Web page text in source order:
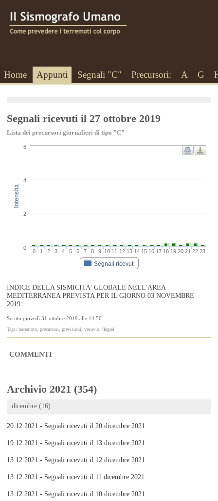
Home Appunti Segnali "C" Precursori: A G
Segnali ricevuti il 27 ottobre 2019
Lista dei precursori giornalieri di tipo "C"
Intensita
Segnali ricevuti
0 1 2 3 4 5 6 7 8 9 10 11 12 13 14 15 16 17 18 19 20 21 22 23
0
2
4
6
INDICE DELLA SISMICITA' GLOBALE NELL'AREA
MEDITERRANEA PREVISTA PER IL GIORNO 03 NOVEMBRE
2019.
Scritto giovedì 31 ottobre 2019 alle 14:50
Tags: terremoto, precursori, previsioni, vesuvio, flegrei
COMMENTI
Archivio 2021 (354)
dicembre (16)
20.12.2021 - Segnali ricevuti il 20 dicembre 2021
19.12.2021 - Segnali ricevuti il 13 dicembre 2021
13.12.2021 - Segnali ricevuti il 12 dicembre 2021
13.12.2021 - Segnali ricevuti il 11 dicembre 2021
13.12.2021 - Segnali ricevuti il 10 dicembre 2021